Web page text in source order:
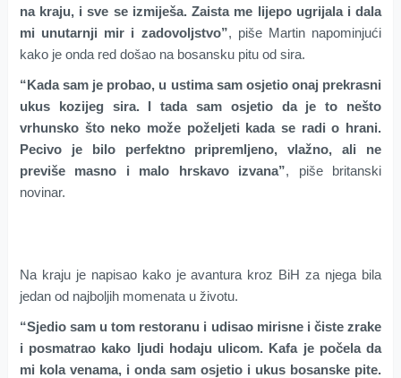
na kraju, i sve se izmiješa. Zaista me lijepo ugrijala i dala
mi unutarnji mir i zadovoljstvo”, piše Martin napominjući
kako je onda red došao na bosansku pitu od sira.
“Kada sam je probao, u ustima sam osjetio onaj prekrasni
ukus kozijeg sira. I tada sam osjetio da je to nešto
vrhunsko što neko može poželjeti kada se radi o hrani.
Pecivo je bilo perfektno pripremljeno, vlažno, ali ne
previše masno i malo hrskavo izvana”, piše britanski
novinar.
Na kraju je napisao kako je avantura kroz BiH za njega bila
jedan od najboljih momenata u životu.
“Sjedio sam u tom restoranu i udisao mirisne i čiste zrake
i posmatrao kako ljudi hodaju ulicom. Kafa je počela da
mi kola venama, i onda sam osjetio i ukus bosanske pite.